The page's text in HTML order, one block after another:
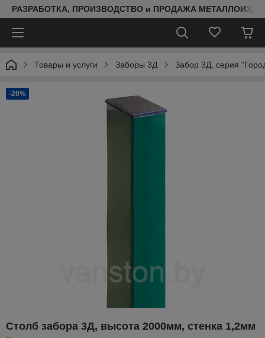
РАЗРАБОТКА, ПРОИЗВОДСТВО и ПРОДАЖА
Товары и услуги Заборы 3Д Забор 3Д, серия
-20%
Столб забора 3Д, высота 2000мм, стенка 1,2мм